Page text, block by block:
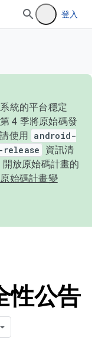
登入
統的平台穩定
4 季將原始碼發
使用 android-
資訊清
放原始碼計畫的
始碼計畫變
性公告